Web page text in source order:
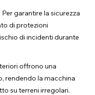
: Per garantire la sicurezza
di protezioni
di incidenti durante
offrono una
rendendo la macchina
su terreni irregolari.